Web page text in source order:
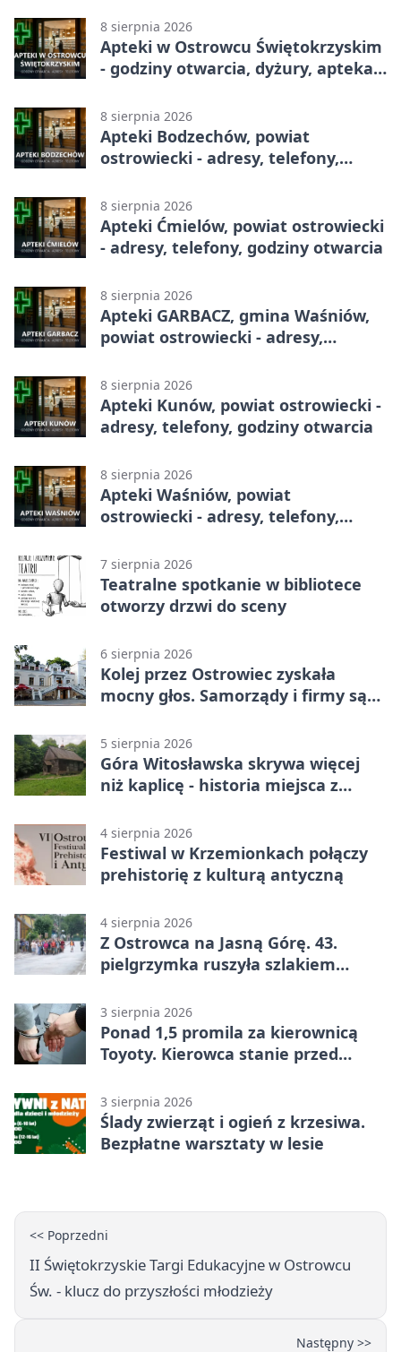
derbowym spotkaniu
8 sierpnia 2026
Apteki w Ostrowcu Świętokrzyskim
- godziny otwarcia, dyżury, apteka
8 sierpnia 2026
Apteki Bodzechów, powiat
ostrowiecki - adresy, telefony,
8 sierpnia 2026
Apteki Ćmielów, powiat ostrowiecki
- adresy, telefony, godziny otwarcia
8 sierpnia 2026
Apteki GARBACZ, gmina Waśniów,
powiat ostrowiecki - adresy,
8 sierpnia 2026
Apteki Kunów, powiat ostrowiecki -
adresy, telefony, godziny otwarcia
8 sierpnia 2026
Apteki Waśniów, powiat
ostrowiecki - adresy, telefony,
7 sierpnia 2026
Teatralne spotkanie w bibliotece
otworzy drzwi do sceny
6 sierpnia 2026
Kolej przez Ostrowiec zyskała
mocny głos. Samorządy i firmy są
5 sierpnia 2026
Góra Witosławska skrywa więcej
niż kaplicę - historia miejsca z
4 sierpnia 2026
Festiwal w Krzemionkach połączy
prehistorię z kulturą antyczną
4 sierpnia 2026
Z Ostrowca na Jasną Górę. 43.
pielgrzymka ruszyła szlakiem
3 sierpnia 2026
Ponad 1,5 promila za kierownicą
Toyoty. Kierowca stanie przed
3 sierpnia 2026
Ślady zwierząt i ogień z krzesiwa.
Bezpłatne warsztaty w lesie
<< Poprzedni
II Świętokrzyskie Targi Edukacyjne w Ostrowcu
Św. - klucz do przyszłości młodzieży
Następny >>